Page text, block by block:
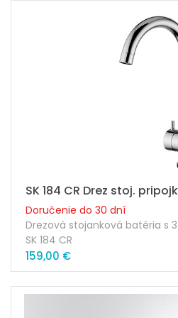
Náhradná kartuša: ZA91103R
Súčasťou balenia sú
SK 184 CR Drez stoj.
Doručenie do 30 dní
Drezová stojanková batéria s
SK 184 CR
Prevedenie: chróm
Výška výtoku ramienka:
159,00 €